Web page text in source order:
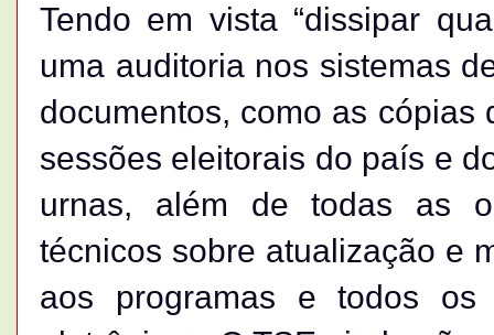
Tendo em vista “dissipar
uma auditoria nos sistemas
documentos, como as
sessões eleitorais do país e
urnas, além de todas as
técnicos sobre atualização e
aos programas e todos os